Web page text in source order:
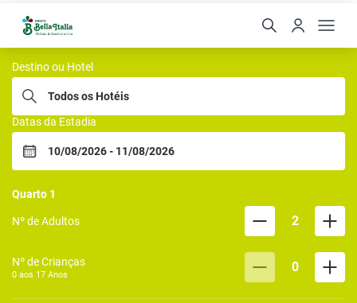
Rede Bella Italia
Destino ou Hotel
Datas da Estadia
Quarto 1
Nº de Adultos 2
Nº de Crianças
0 aos 17 Anos 0